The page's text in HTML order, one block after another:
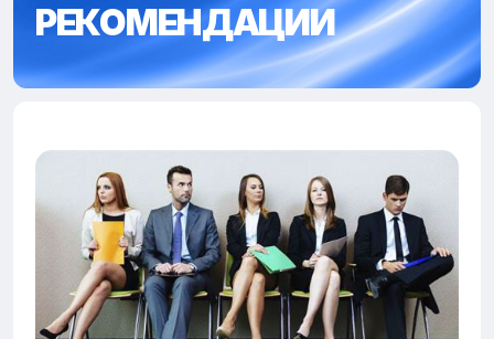
РЕКОМЕНДАЦИИ